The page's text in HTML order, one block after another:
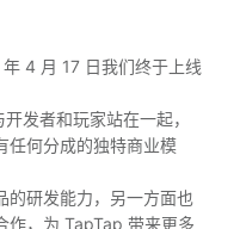
4 月 17 日我们终于上线
发者和玩家站在一起，
任何分成的独特商业模
的研发能力，另一方面也
作，为 TapTap 带来更多